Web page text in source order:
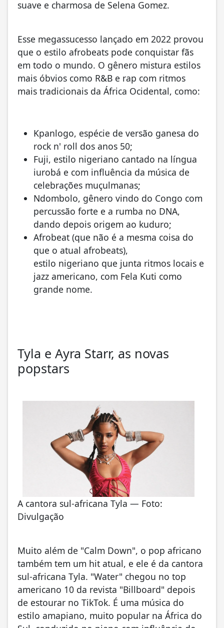
suave e charmosa de Selena Gomez.
Esse megassucesso lançado em 2022 provou
que o estilo afrobeats pode conquistar fãs
em todo o mundo. O gênero mistura estilos
mais óbvios como R&B e rap com ritmos
mais tradicionais da África Ocidental, como:
Kpanlogo, espécie de versão ganesa do
rock n' roll dos anos 50;
Fuji, estilo nigeriano cantado na língua
iurobá e com influência da música de
celebrações muçulmanas;
Ndombolo, gênero vindo do Congo com
percussão forte e a rumba no DNA,
dando depois origem ao kuduro;
Afrobeat (que não é a mesma coisa do
que o atual afrobeats),
estilo nigeriano que junta ritmos locais e
jazz americano, com Fela Kuti como
grande nome.
Tyla e Ayra Starr, as novas
popstars
A cantora sul-africana Tyla — Foto:
Divulgação
Muito além de "Calm Down", o pop africano
também tem um hit atual, e ele é da cantora
sul-africana Tyla. "Water" chegou no top
americano 10 da revista "Billboard" depois
de estourar no TikTok. É uma música do
estilo amapiano, muito popular na África do